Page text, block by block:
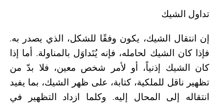
تداول الشيك
إن انتقال الشيك، يكون وفقًا للشكل، الذي يصدر به.
فإذا كان الشيك لحامله، فإنه يُتَداوَل بالمناولة. أما إذا
كان الشيك إذنياً، أو لأمر شخص معين، فلا بدّ من
تظهير ناقل للملكية، كتابة، على ظهر الشيك، بما يفيد
انتقاله إلى المحال إليه. وكلما ازداد التظهير في